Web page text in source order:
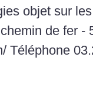
objet sur
de fer -
Téléphone